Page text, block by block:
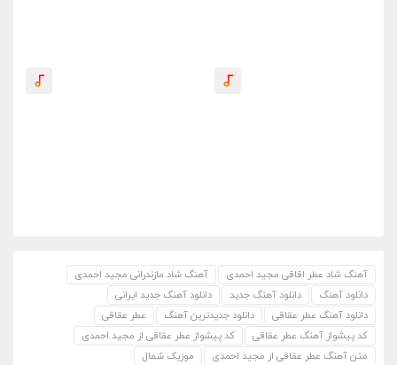
آهنگ شاد عطر اقاقی مجید احمدی
آهنگ شاد مازندرانی مجید احمدی
دانلود آهنگ
دانلود آهنگ جدید
دانلود آهنگ جدید ایرانی
دانلود آهنگ عطر عقاقی
دانلود جدیدترین آهنگ
عطر عقاقی
کد پیشواز آهنگ عطر عقاقی
کد پیشواز عطر عقاقی از مجید احمدی
متن آهنگ عطر عقاقی از مجید احمدی
موزیک شمال